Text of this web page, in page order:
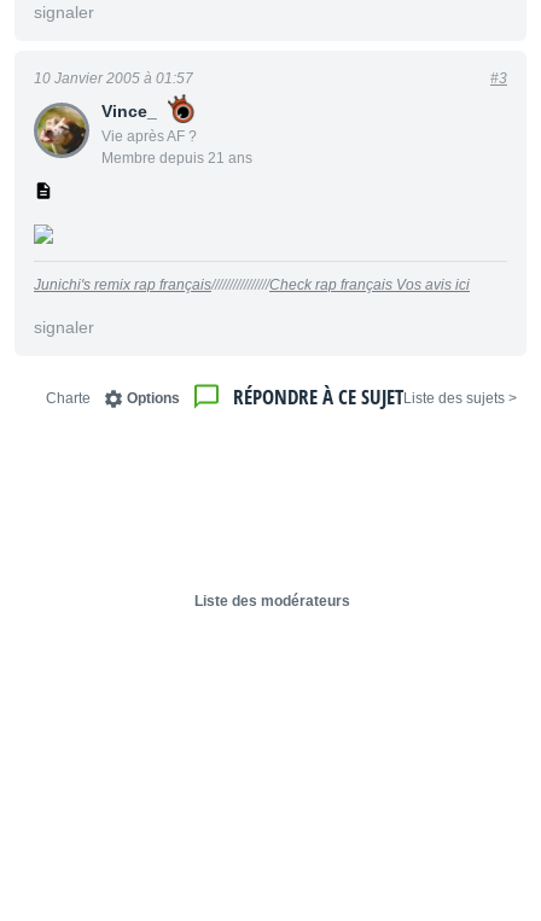
signaler
Vince_
Vie après AF ?
Membre depuis 21 ans
10 Janvier 2005 à 01:57 #3
Junichi's remix rap français////////////////Check rap français Vos avis ici
signaler
< Liste des sujets
RÉPONDRE À CE SUJET
Options
Charte
Liste des modérateurs